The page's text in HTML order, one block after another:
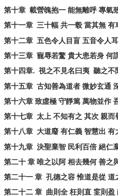
第十章 載營魄抱一 能無離呼 專氣
第十一章 三十輻 共一毂 當其無 有
第十二章 五色令人目盲 五音令人
第十三章 寵辱若驚 貴大患若身 何
第十四章. 視之不見名曰夷 聽之不
第十五章 古知善為道者 微妙玄通
第十六章 致虛極 守靜篤 萬物並作
第十七章 太上 不知有之 其次 親而
第十八章 大道廢 有仁義 智慧出 有
第十九章 決聖棄智 民利百倍 絕仁
第二十 章 唯之以阿 相去幾何 善之
第二十一 章 孔德之容 惟道是從 道
第二十二 章 曲則全 枉則直 窐則盈